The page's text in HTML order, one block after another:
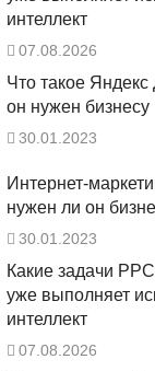
интеллект
07.08.2026
Что такое Яндекс
он нужен бизнесу
30.01.2023
Интернет-
нужен ли он
30.01.2023
Какие задачи
уже выполняет
интеллект
07.08.2026